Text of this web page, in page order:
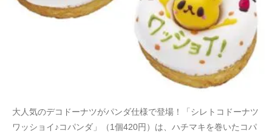
大人気のデコドーナツがパンダ仕様で登場！「シレトコドーナツ
ワッショイ♪コパンダ」（1個420円）は、ハチマキを巻いたコパ